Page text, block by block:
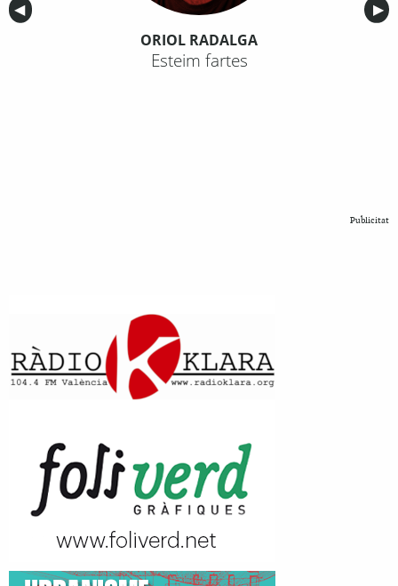
Anterior
◀︎ ▶︎
ORIOL RADALGA
Esteim fartes
Publicitat